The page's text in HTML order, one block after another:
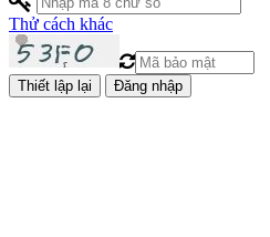
Thử cách khác
Đăng nhập